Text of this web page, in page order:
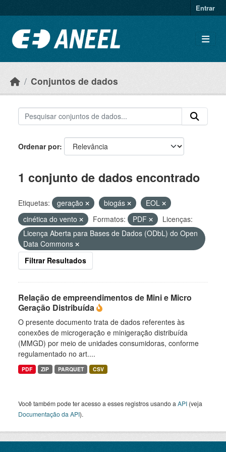
Entrar
Conjuntos de dados
Ordenar por
1 conjunto de dados encontrado
Etiquetas: geração biogás
EOL
cinética do vento
Formatos: PDF
Licenças:
Licença Aberta para Bases de Dados (ODbL) do Open
Data Commons
Filtrar Resultados
Relação de empreendimentos de Mini e Micro
Geração Distribuída
O presente documento trata de dados referentes às
conexões de microgeração e minigeração distribuída
(MMGD) por meio de unidades consumidoras, conforme
regulamentado no art....
PDF ZIP PARQUET CSV
Você também pode ter acesso a esses registros usando a API (veja
Documentação da API).